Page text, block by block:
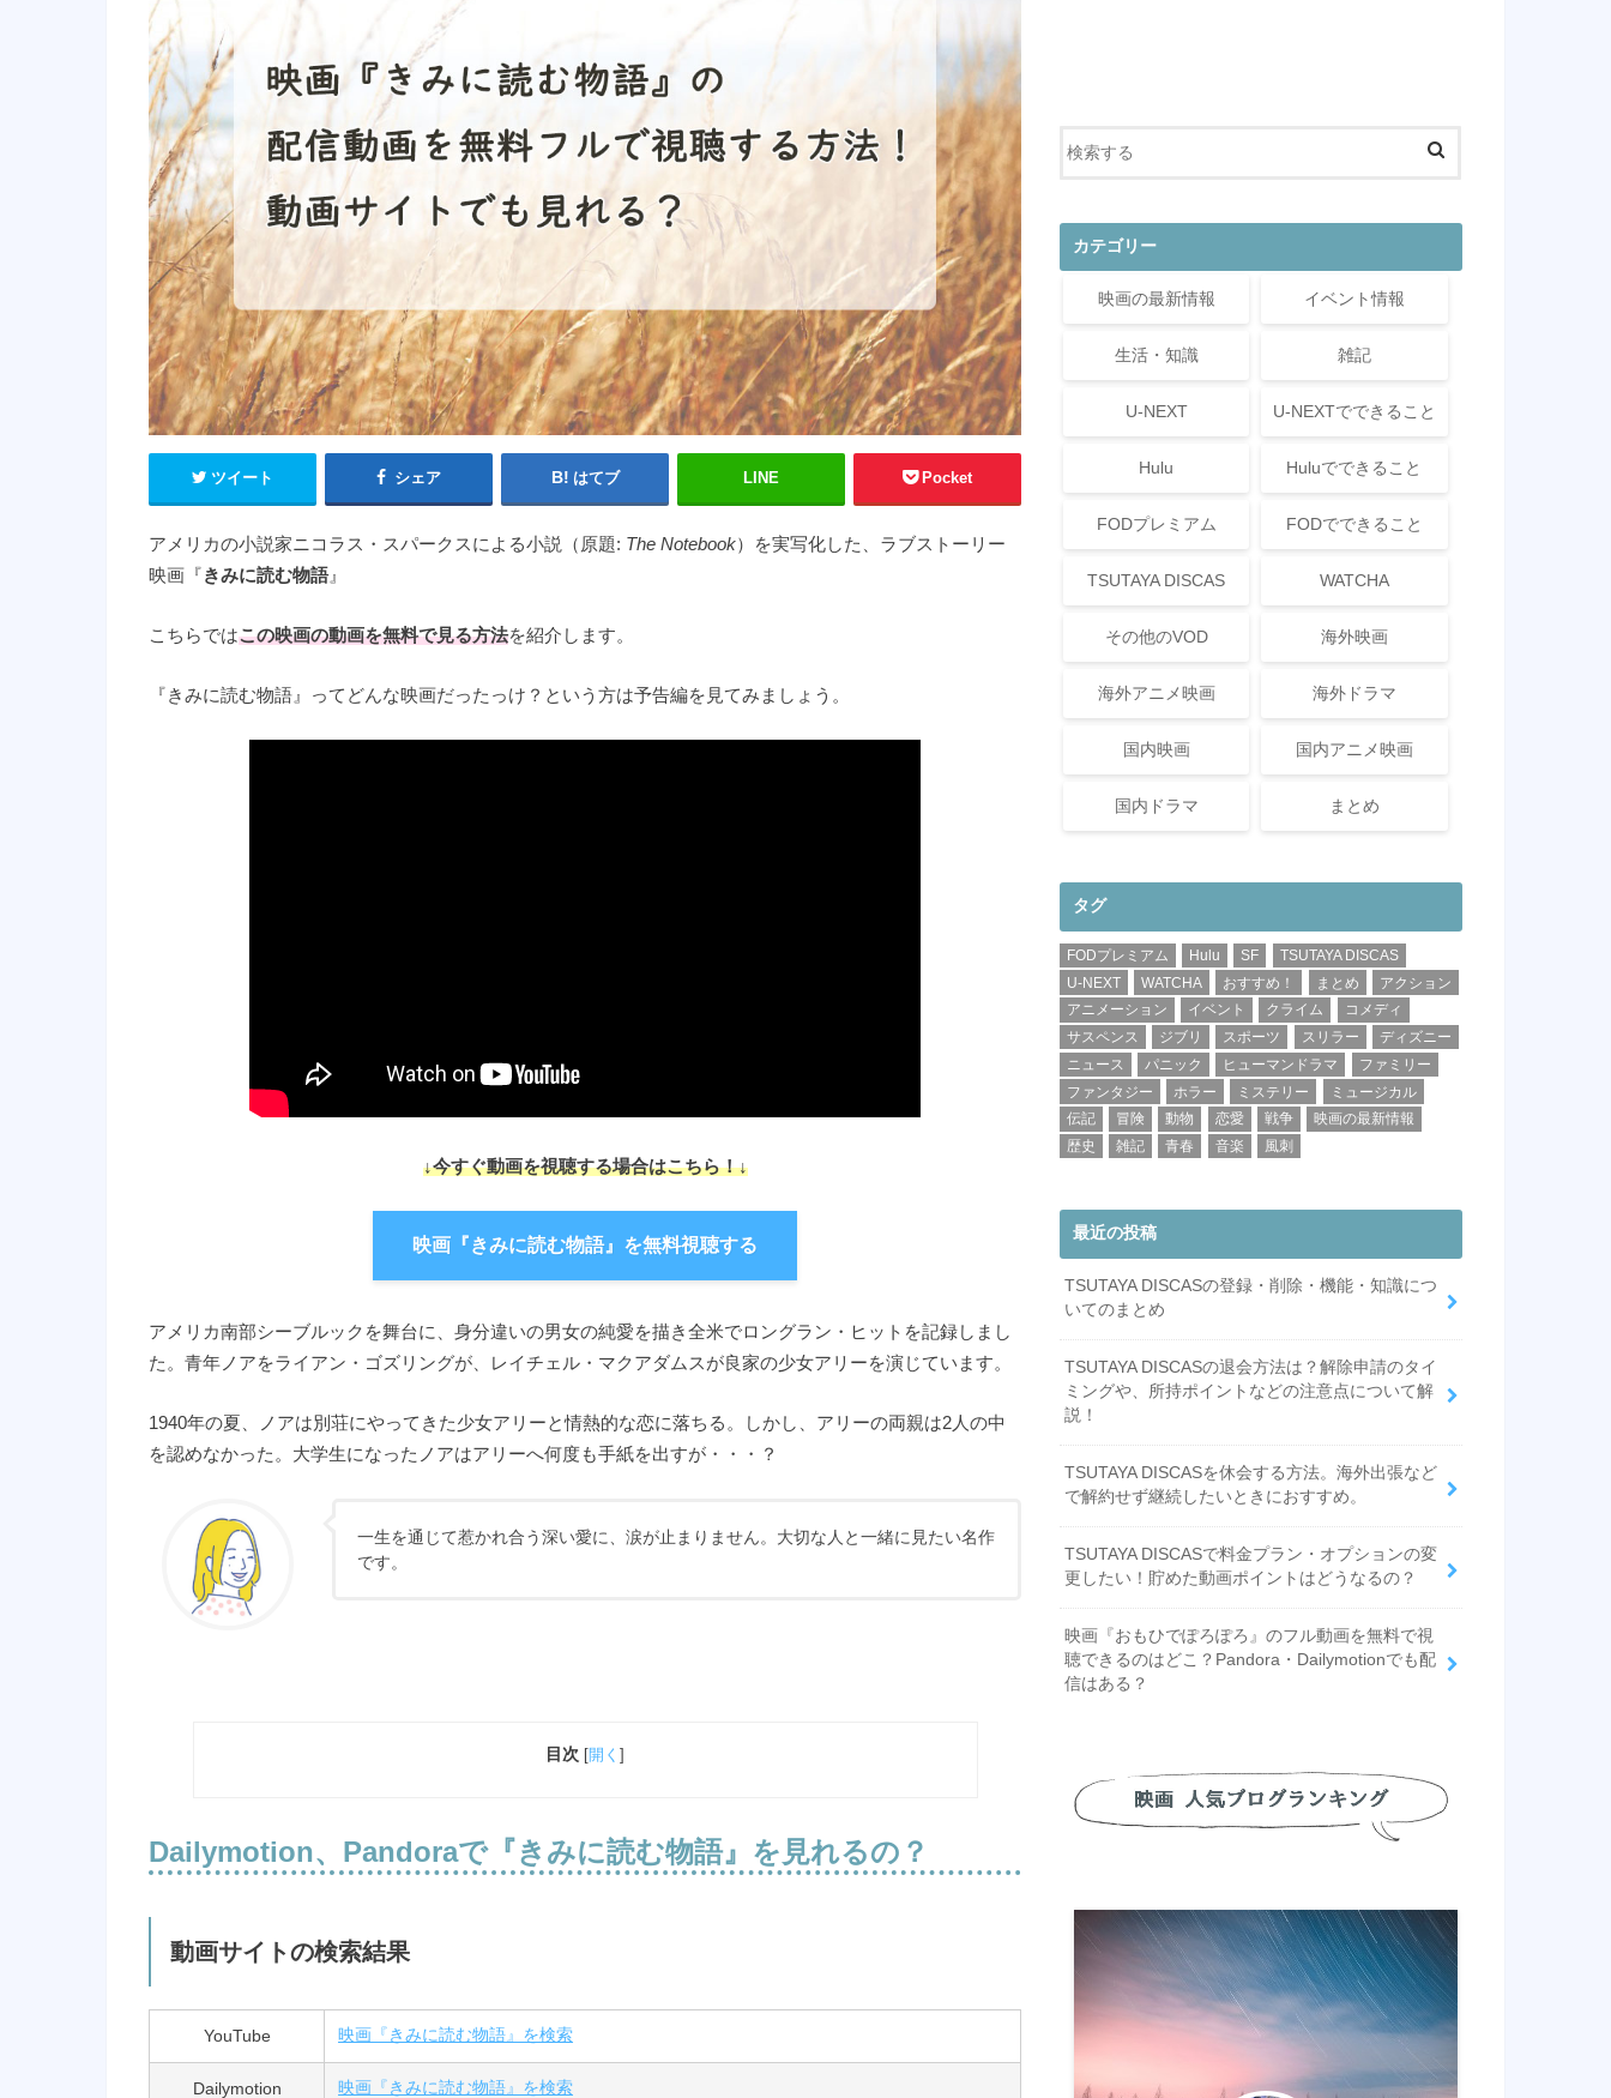
ツイート シェア はてブ LINE Pocket
アメリカの小説家ニコラス・スパークスによる小説（原題: The Notebook）を実写化した、ラブストーリー
映画『きみに読む物語』
こちらではこの映画の動画を無料で見る方法を紹介します。
『きみに読む物語』ってどんな映画だったっけ？という方は予告編を見てみましょう。
↓今すぐ動画を視聴する場合はこちら！↓
映画『きみに読む物語』を無料視聴する
アメリカ南部シーブルックを舞台に、身分違いの男女の純愛を描き全米でロングラン・ヒットを記録しまし
た。青年ノアをライアン・ゴズリングが、レイチェル・マクアダムスが良家の少女アリーを演じています。
1940年の夏、ノアは別荘にやってきた少女アリーと情熱的な恋に落ちる。しかし、アリーの両親は2人の中
を認めなかった。大学生になったノアはアリーへ何度も手紙を出すが・・・？
一生を通じて惹かれ合う深い愛に、涙が止まりません。大切な人と一緒に見たい名作
です。
目次 [開く ]
Dailymotion、Pandoraで『きみに読む物語』を見れるの？
動画サイトの検索結果
YouTube 映画『きみに読む物語』を検索
Dailymotion 映画『きみに読む物語』を検索
カテゴリー
映画の最新情報 イベント情報
生活・知識 雑記
U-NEXT U-NEXTでできること
Hulu Huluでできること
FODプレミアム FODでできること
TSUTAYA DISCAS WATCHA
その他のVOD 海外映画
海外アニメ映画 海外ドラマ
国内映画 国内アニメ映画
国内ドラマ まとめ
タグ
FODプレミアム Hulu SF
TSUTAYA DISCAS
U-NEXT
WATCHA おすすめ！ まとめ
アクション
アニメーション
イベント クライム
コメディ
サスペンス
ジブリ スポーツ スリラー
ディズニー
ニュース
パニック ヒューマンドラマ
ファミリー
ファンタジー
ホラー ミステリー
ミュージカル
伝記
冒険 動物 恋愛 戦争
映画の最新情報
歴史
雑記 青春 音楽 風刺
最近の投稿
TSUTAYA DISCASの登録・削除・機能・知識につ
いてのまとめ
TSUTAYA DISCASの退会方法は？解除申請のタイ
ミングや、所持ポイントなどの注意点について解
説！
TSUTAYA DISCASを休会する方法。海外出張など
で解約せず継続したいときにおすすめ。
TSUTAYA DISCASで料金プラン・オプションの変
更したい！貯めた動画ポイントはどうなるの？
映画『おもひでぽろぽろ』のフル動画を無料で視
聴できるのはどこ？Pandora・Dailymotionでも配
信はある？